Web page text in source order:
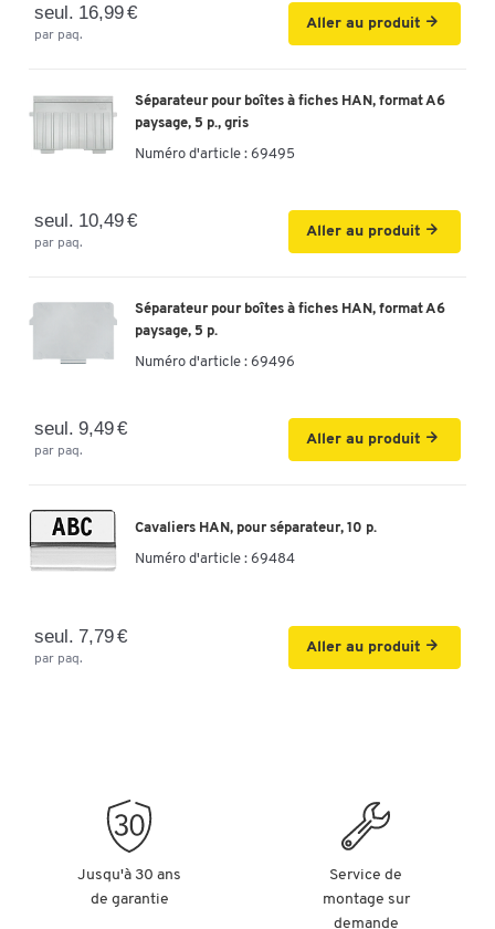
seul. 16,99 €
par paq.
Aller au produit
Séparateur pour boîtes à fiches HAN, format A6
paysage, 5 p., gris
Numéro d'article : 69495
seul. 10,49 €
par paq.
Aller au produit
Séparateur pour boîtes à fiches HAN, format A6
paysage, 5 p.
Numéro d'article : 69496
seul. 9,49 €
par paq.
Aller au produit
Cavaliers HAN, pour séparateur, 10 p.
Numéro d'article : 69484
seul. 7,79 €
par paq.
Aller au produit
Jusqu'à 30 ans
de garantie
Service de
montage sur
demande